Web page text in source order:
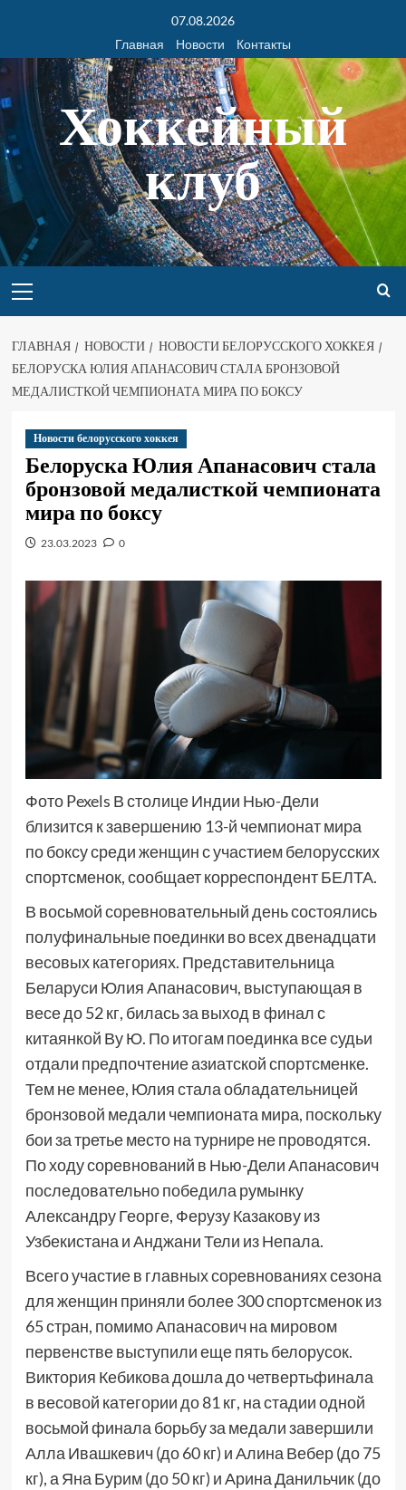
07.08.2026
Главная
Новости Контакты
Хоккейный
клуб
ГЛАВНАЯ НОВОСТИ
НОВОСТИ БЕЛОРУССКОГО ХОККЕЯ
БЕЛОРУСКА ЮЛИЯ АПАНАСОВИЧ СТАЛА БРОНЗОВОЙ
МЕДАЛИСТКОЙ ЧЕМПИОНАТА МИРА ПО БОКСУ
Новости белорусского хоккея
Белоруска Юлия Апанасович стала
бронзовой медалисткой чемпионата
мира по боксу
23.03.2023 0
Фото Pexels В столице Индии Нью-Дели
близится к завершению 13-й чемпионат мира
по боксу среди женщин с участием белорусских
спортсменок, сообщает корреспондент БЕЛТА.
В восьмой соревновательный день состоялись
полуфинальные поединки во всех двенадцати
весовых категориях. Представительница
Беларуси Юлия Апанасович, выступающая в
весе до 52 кг, билась за выход в финал с
китаянкой Ву Ю. По итогам поединка все судьи
отдали предпочтение азиатской спортсменке.
Тем не менее, Юлия стала обладательницей
бронзовой медали чемпионата мира, поскольку
бои за третье место на турнире не проводятся.
По ходу соревнований в Нью-Дели Апанасович
последовательно победила румынку
Александру Георге, Ферузу Казакову из
Узбекистана и Анджани Тели из Непала.
Всего участие в главных соревнованиях сезона
для женщин приняли более 300 спортсменок из
65 стран, помимо Апанасович на мировом
первенстве выступили еще пять белорусок.
Виктория Кебикова дошла до четвертьфинала
в весовой категории до 81 кг, на стадии одной
восьмой финала борьбу за медали завершили
Алла Ивашкевич (до 60 кг) и Алина Вебер (до 75
кг), а Яна Бурим (до 50 кг) и Арина Данильчик (до